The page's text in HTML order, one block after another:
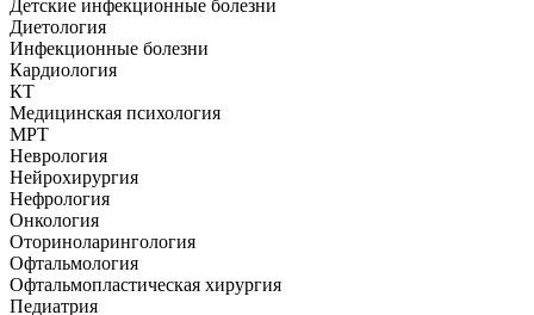
Детские инфекционные болезни
Диетология
Инфекционные болезни
Кардиология
КТ
Медицинская психология
МРТ
Неврология
Нейрохирургия
Нефрология
Онкология
Оториноларингология
Офтальмология
Офтальмопластическая хирургия
Педиатрия